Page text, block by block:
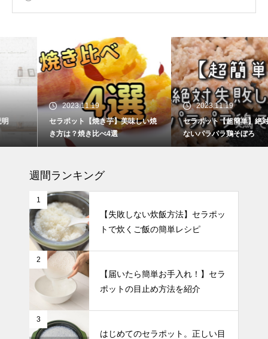
2023.11.19
セラポット【焼き芋】美味しい焼
き方は？焼き比べ4選
2023.11.19
セラポット【超簡単】絶対失敗し
ないパラパラ鶏そぼろ
週間ランキング
1
【失敗しない炊飯方法】セラポッ
トで炊くご飯の簡単レシピ
2
【届いたら簡単お手入れ！】セラ
ポットの目止め方法を紹介
3
はじめてのセラポット。正しい目